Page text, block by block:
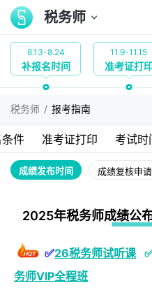
税务师
8.13-8.24
补报名时间
11.9-11.15
准考证打
税务师 / 报考指南
件 准考证打印 考试时
成绩发布时间 成绩复核申请
2025年税务师成绩公
✅26税务师试听课
务师VIP全程班